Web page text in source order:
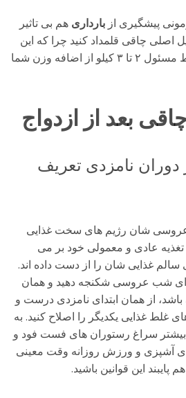
پیشگیری از بارداری هم بی تاثیر
اصلی چاقی قلمداد کنید چرا که این
هورمون های خوراکی فقط مسئول ۲ تا ۳ کیلو از اضافه وزن شما
بعد از ازدواج
نامزدی تعریف
عروسی شان رژیم های سخت غذایی
تغذیه عادی و معمولی خود بر می
سالم غذایی شان را از دست داده اند.
شب عروسی شکنجه دهید و همان
از همان ابتدای نامزدی درست و
غلط غذایی یکدیگر را اصلاح کنید. به
بیشتر سراغ رستوران های فست فود و
آشپزی و ورزش روزانه وقت معینی
پایبند این قوانین باشید.